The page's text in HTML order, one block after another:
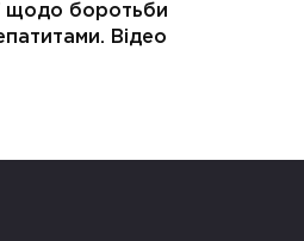
щодо боротьби
Відео